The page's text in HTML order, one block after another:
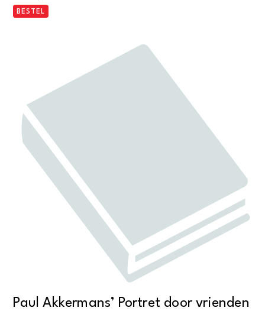
BESTEL
Paul Akkermans’ Portret door vrienden